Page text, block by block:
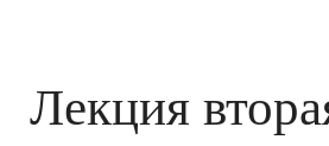
Лекция